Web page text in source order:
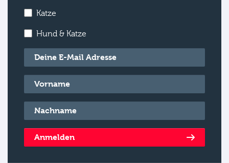
Katze
Hund & Katze
E-Mail*
Vorname*
Nachname*
Anmelden